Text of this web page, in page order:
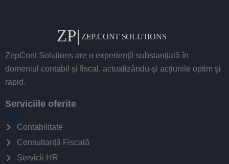
ZepCont Solutions are o experienţă substanţială în
domeniul contabil și fiscal, actualizându-şi acţiunile optim şi
rapid.
Serviciile oferite
Contabilitate
Consultanță Fiscală
Servicii HR